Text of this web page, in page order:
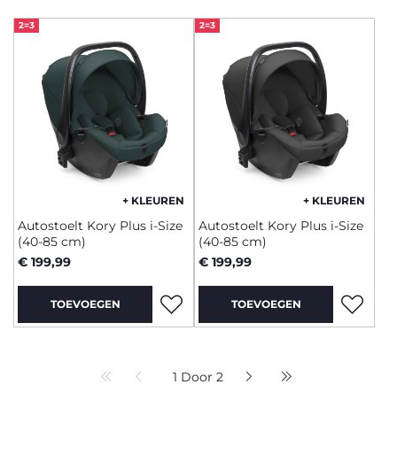
2=3
+ KLEUREN
Autostoelt Kory Plus i-Size
(40-85 cm)
€ 199,99
TOEVOEGEN
2=3
+ KLEUREN
Autostoelt Kory Plus i-Size
(40-85 cm)
€ 199,99
TOEVOEGEN
1 Door 2